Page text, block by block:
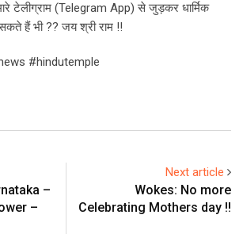
टेलीग्राम (Telegram App) से जुड़कर धार्मिक
हैं भी ?? जय श्री राम !!
#hindutemple
–
–
Next article
Wokes: No more
Celebrating Mothers day !!